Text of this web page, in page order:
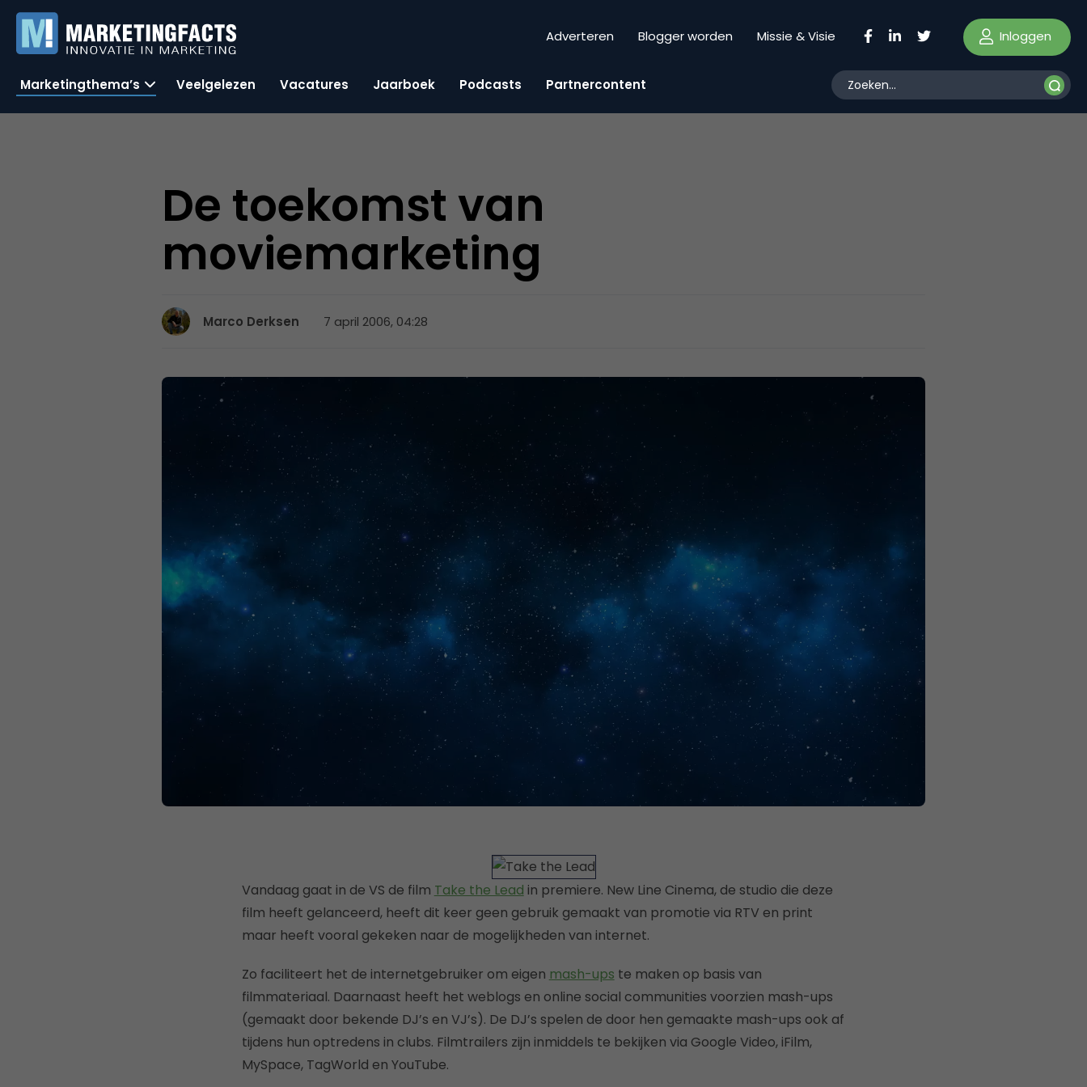
Adverteren Blogger worden Missie & Visie Inloggen
Marketingthema’s Veelgelezen Vacatures Jaarboek Podcasts Partnercontent
De toekomst van
moviemarketing
Marco Derksen 7 april 2006, 04:28
Vandaag gaat in de VS de film Take the Lead in premiere. New Line Cinema, de studio die deze
film heeft gelanceerd, heeft dit keer geen gebruik gemaakt van promotie via RTV en print
maar heeft vooral gekeken naar de mogelijkheden van internet.
Zo faciliteert het de internetgebruiker om eigen mash-ups te maken op basis van
filmmateriaal. Daarnaast heeft het weblogs en online social communities voorzien mash-ups
(gemaakt door bekende DJ’s en VJ’s). De DJ’s spelen de door hen gemaakte mash-ups ook af
tijdens hun optredens in clubs. Filmtrailers zijn inmiddels te bekijken via Google Video, iFilm,
MySpace, TagWorld en YouTube.